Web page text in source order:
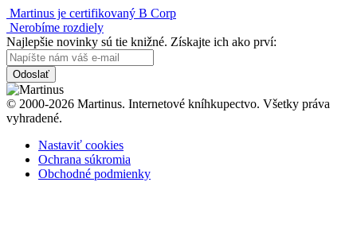
Martinus je certifikovaný B Corp
Nerobíme rozdiely
Najlepšie novinky sú tie knižné. Získajte ich ako prví:
Odoslať
© 2000-2026 Martinus. Internetové kníhkupectvo. Všetky práva
vyhradené.
Nastaviť cookies
Ochrana súkromia
Obchodné podmienky